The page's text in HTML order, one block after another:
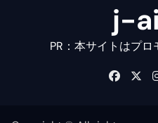
j-
PR：本サイトはプ